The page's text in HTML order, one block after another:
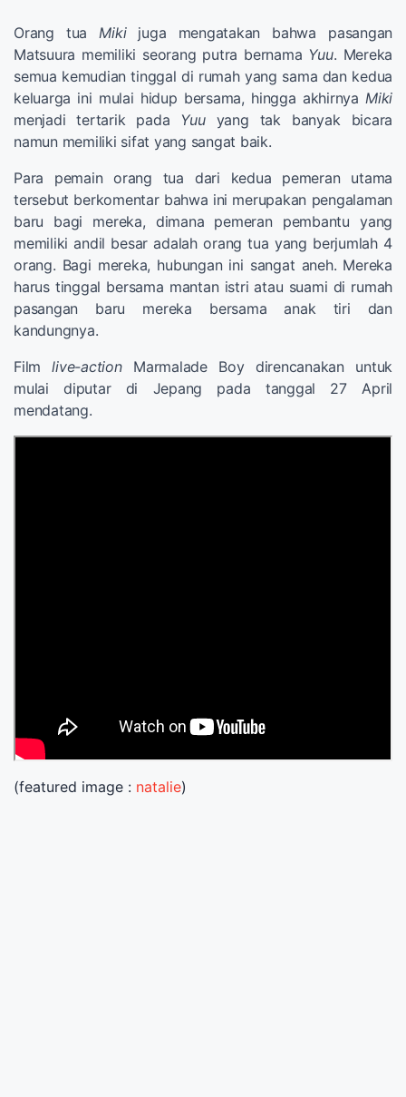
Orang tuaMikijuga mengatakan bahwa pasangan
Matsuura memiliki seorang putra bernama Yuu. Mereka
semua kemudian tinggal di rumah yang sama dan kedua
keluarga ini mulai hidup bersama, hingga akhirnya Miki
menjadi tertarik pada Yuuyang tak banyak bicara
namun memiliki sifat yang sangat baik.
Para pemain orang tua dari kedua pemeran utama
tersebut berkomentar bahwa ini merupakan pengalaman
baru bagi mereka, dimana pemeran pembantu yang
memiliki andil besar adalah orang tua yang berjumlah 4
orang. Bagi mereka, hubungan ini sangat aneh. Mereka
harus tinggal bersama mantan istri atau suami di rumah
pasangan baru mereka bersama anak tiri dan
kandungnya.
Filmlive-actionMarmalade Boy direncanakan untuk
mulai diputar di Jepang pada tanggal 27 April
mendatang.
(featured image : natalie)